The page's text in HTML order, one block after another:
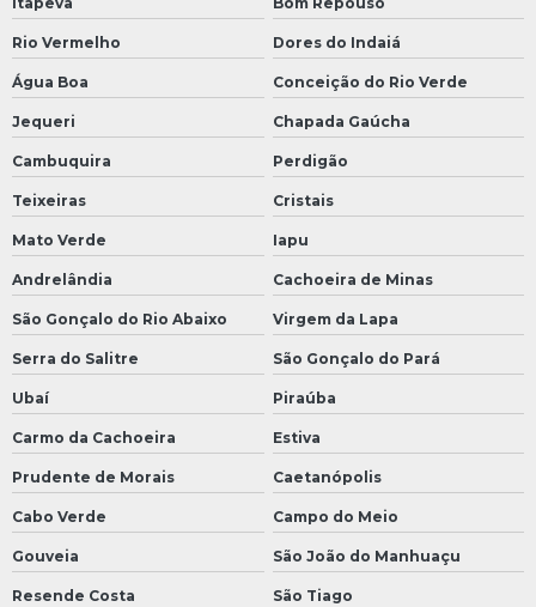
Rio Vermelho Dores do Indaiá
Água Boa Conceição do Rio Verde
Jequeri Chapada Gaúcha
Cambuquira Perdigão
Teixeiras Cristais
Mato Verde Iapu
Andrelândia Cachoeira de Minas
São Gonçalo do Rio Abaixo Virgem da Lapa
Serra do Salitre São Gonçalo do Pará
Ubaí Piraúba
Carmo da Cachoeira Estiva
Prudente de Morais Caetanópolis
Cabo Verde Campo do Meio
Gouveia São João do Manhuaçu
Resende Costa São Tiago